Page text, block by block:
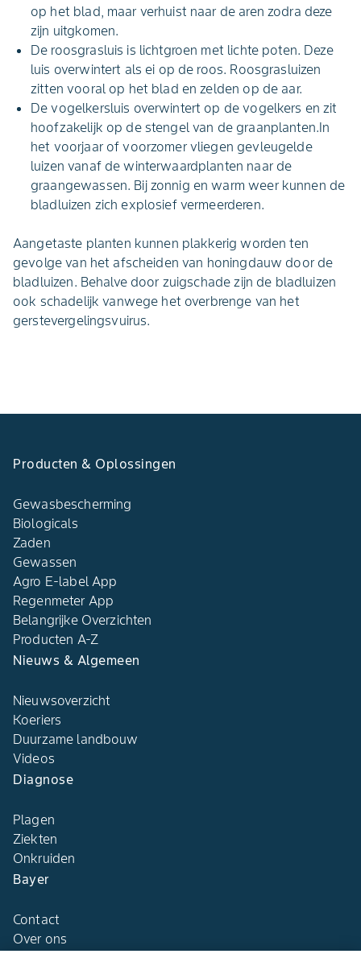
op het blad, maar verhuist naar de aren zodra deze
zijn uitgkomen.
De roosgrasluis is lichtgroen met lichte poten. Deze
luis overwintert als ei op de roos. Roosgrasluizen
zitten vooral op het blad en zelden op de aar.
De vogelkersluis overwintert op de vogelkers en zit
hoofzakelijk op de stengel van de graanplanten.In
het voorjaar of voorzomer vliegen gevleugelde
luizen vanaf de winterwaardplanten naar de
graangewassen. Bij zonnig en warm weer kunnen de
bladluizen zich explosief vermeerderen.
Aangetaste planten kunnen plakkerig worden ten
gevolge van het afscheiden van honingdauw door de
bladluizen. Behalve door zuigschade zijn de bladluizen
ook schadelijk vanwege het overbrenge van het
gerstevergelingsvuirus.
Producten & Oplossingen
Gewasbescherming
Biologicals
Zaden
Gewassen
Agro E-label App
Regenmeter App
Belangrijke Overzichten
Producten A-Z
Nieuws & Algemeen
Nieuwsoverzicht
Koeriers
Duurzame landbouw
Videos
Diagnose
Plagen
Ziekten
Onkruiden
Bayer
Contact
Over ons